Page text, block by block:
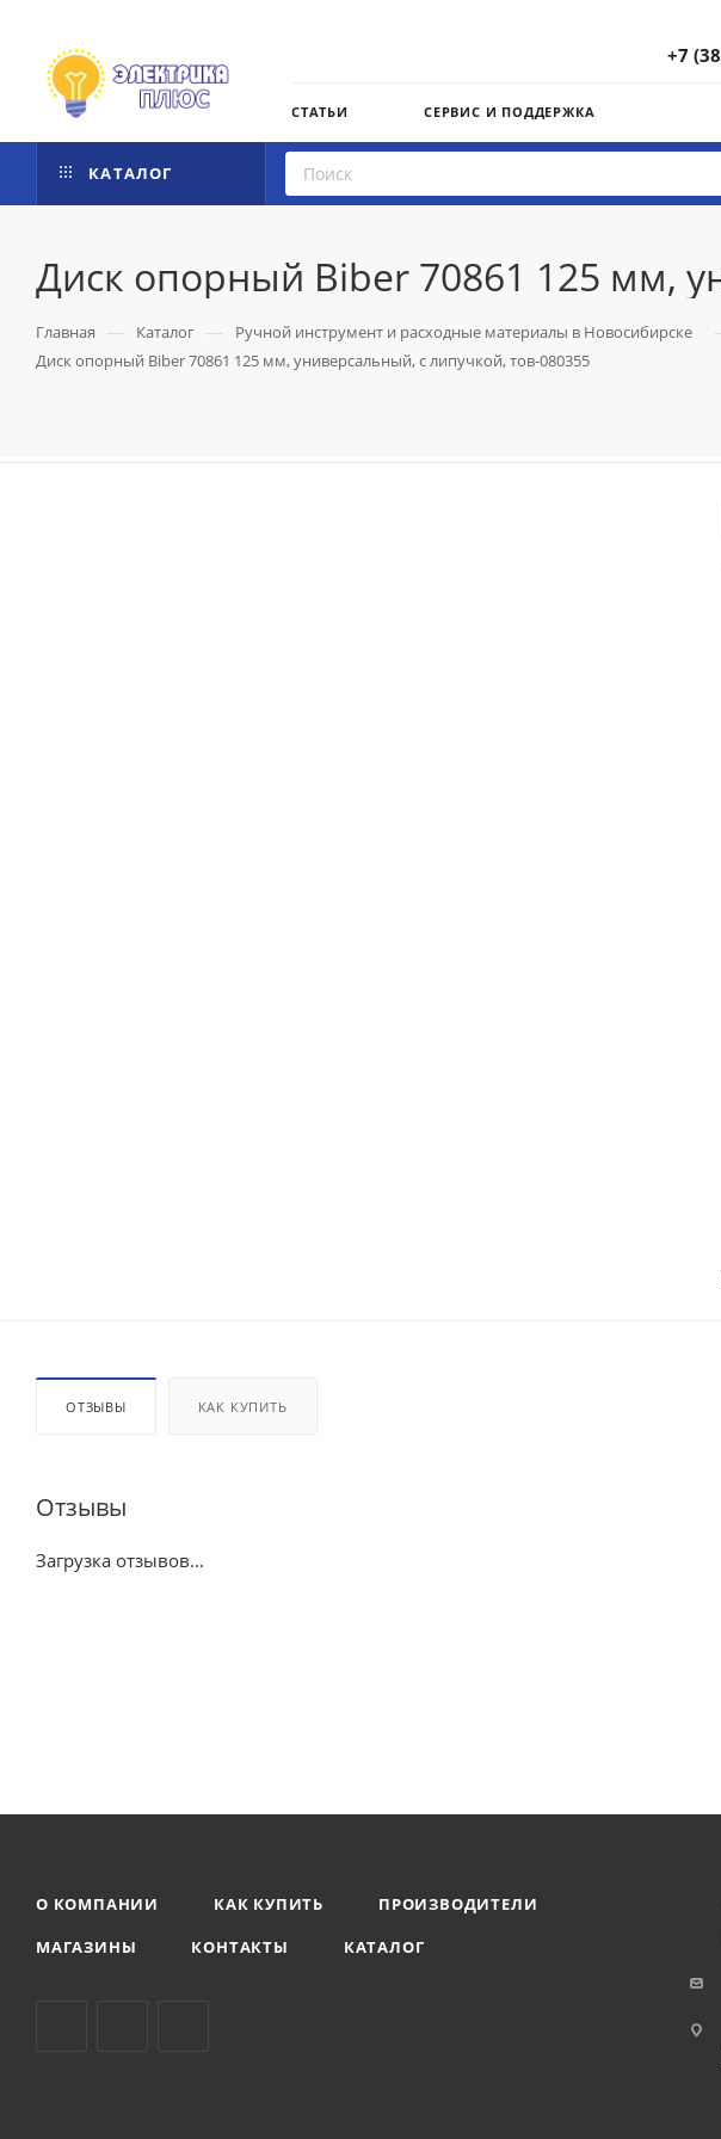
+7
СТАТЬИ СЕРВИС И ПОДДЕРЖКА
КАТАЛОГ
Диск опорный Biber 70861 125 мм,
Главная — Каталог — Ручной инструмент и расходные материалы в Новосибирске
Диск опорный Biber 70861 125 мм, универсальный, с липучкой, тов-080355
ОТЗЫВЫ КАК КУПИТЬ
Отзывы
Загрузка отзывов...
О КОМПАНИИ КАК КУПИТЬ
ПРОИЗВОДИТЕЛИ
МАГАЗИНЫ
КОНТАКТЫ КАТАЛОГ